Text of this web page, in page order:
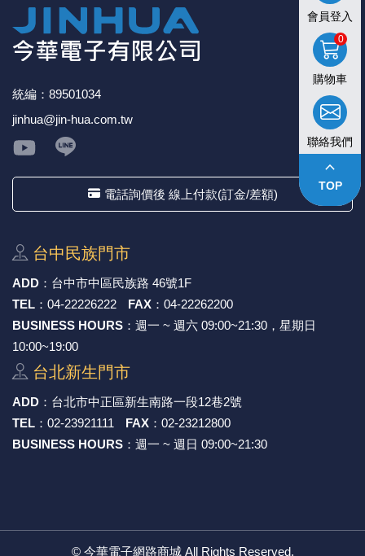
會員登入
購物車
0
聯絡我們
keyboard_arrow_up
TOP
統編：89501034
jinhua@jin-hua.com.tw
電話詢價後 線上付款(訂金/差額)
台中⺠族⾨市
ADD ： 台中市中區⺠族路 46號1F
TEL ： 04-22226222 FAX ： 04-22262200
BUSINESS HOURS ：週一 ~ 週六 09:00~21:30，星期日
10:00~19:00
台北新⽣⾨市
ADD ： 台北市中正區新⽣南路⼀段12巷2號
TEL ： 02-23921111 FAX ： 02-23212800
BUSINESS HOURS ：週一 ~ 週日 09:00~21:30
© 今華電子網路商城All Rights Reserved.